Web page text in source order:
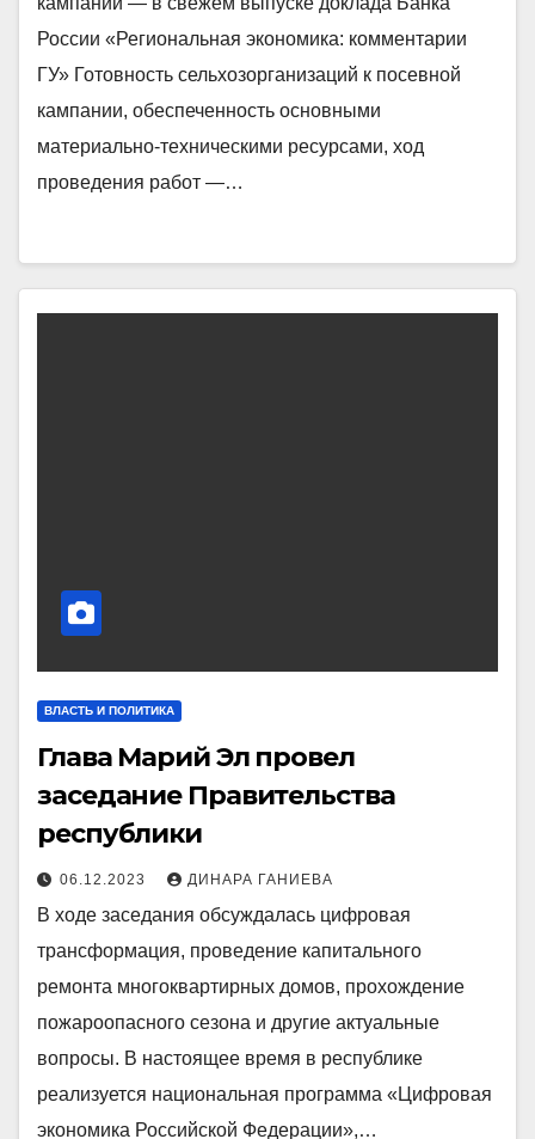
России «Региональная экономика: комментарии
ГУ» Готовность сельхозорганизаций к посевной
кампании, обеспеченность основными
материально-техническими ресурсами, ход
проведения работ —…
ВЛАСТЬ И ПОЛИТИКА
Глава Марий Эл провел
заседание Правительства
республики
06.12.2023 ДИНАРА ГАНИЕВА
В ходе заседания обсуждалась цифровая
трансформация, проведение капитального
ремонта многоквартирных домов, прохождение
пожароопасного сезона и другие актуальные
вопросы. В настоящее время в республике
реализуется национальная программа «Цифровая
экономика Российской Федерации»,…